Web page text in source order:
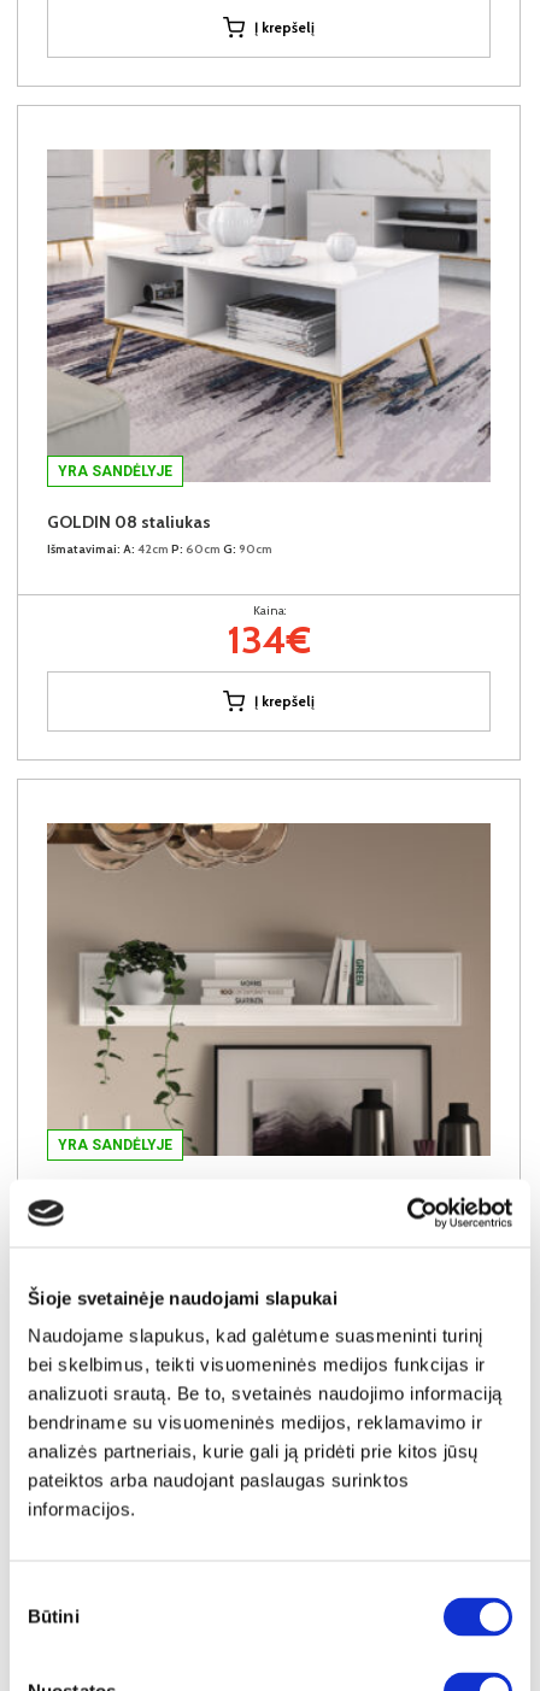
Šioje svetainėje naudojami slapukai
Naudojame slapukus, kad galėtume suasmeninti turinį
bei skelbimus, teikti visuomeninės medijos funkcijas ir
analizuoti srautą. Be to, svetainės naudojimo informaciją
bendriname su visuomeninės medijos, reklamavimo ir
analizės partneriais, kurie gali ją pridėti prie kitos jūsų
pateiktos arba naudojant paslaugas surinktos
informacijos.
pasirinkimas
Būtini
Į krepšelį
YRA SANDĖLYJE
GOLDIN 08 staliukas
Išmatavimai: A: 42cm P: 60cm G: 90cm
Kaina:
134€
Į krepšelį
YRA SANDĖLYJE
GOLDIN 09 pakabinama lentyna
Išmatavimai:
54€
Į krepšelį